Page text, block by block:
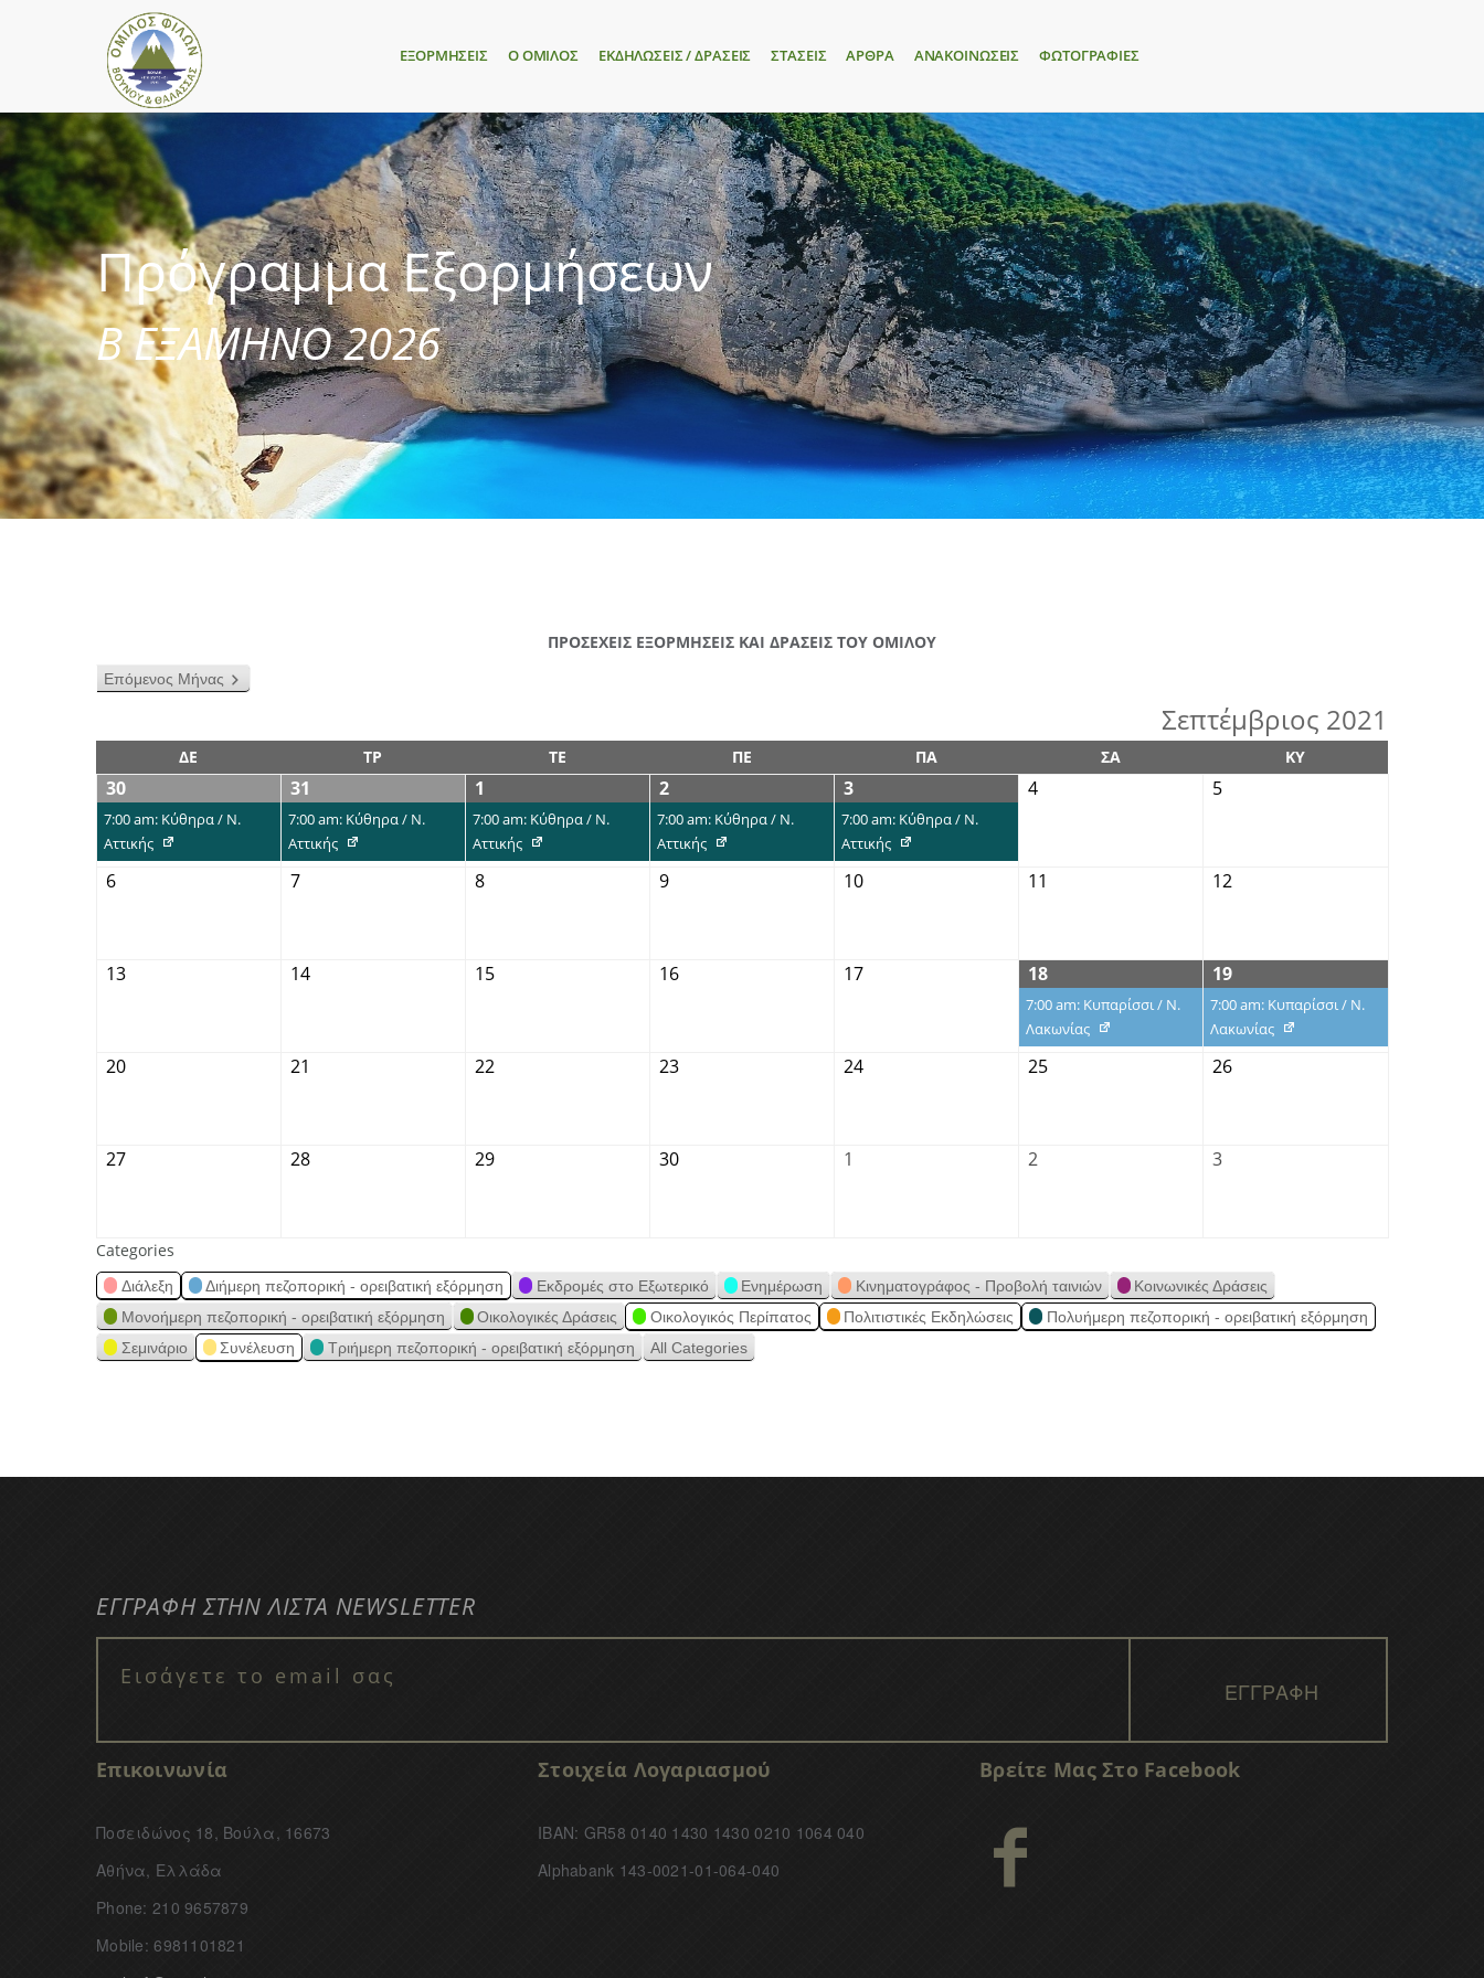
ΕΞΟΡΜΗΣΕΙΣ Ο ΟΜΙΛΟΣ ΕΚΔΗΛΩΣΕΙΣ / ΔΡΑΣΕΙΣ ΣΤΑΣΕΙΣ ΑΡΘΡΑ ΑΝΑΚΟΙΝΩΣΕΙΣ ΦΩΤΟΓΡΑΦΙΕΣ
Πρόγραμμα Εξορμήσεων
Β ΕΞΑΜΗΝΟ 2026
ΠΡΟΣΕΧΕΙΣ ΕΞΟΡΜΗΣΕΙΣ ΚΑΙ ΔΡΑΣΕΙΣ ΤΟΥ ΟΜΙΛΟΥ
Επόμενος Μήνας
Σεπτέμβριος 2021
ΔΕ ΤΡ ΤΕ ΠΕ ΠΑ ΣΑ ΚΥ
30
7:00 am: Κύθηρα / Ν.
Αττικής
31
7:00 am: Κύθηρα / Ν.
Αττικής
1
7:00 am: Κύθηρα / Ν.
Αττικής
2
7:00 am: Κύθηρα / Ν.
Αττικής
3
7:00 am: Κύθηρα / Ν.
Αττικής
4 5
6 7 8 9 10 11 12
13 14 15 16 17 18
7:00 am: Κυπαρίσσι / Ν.
Λακωνίας
19
7:00 am: Κυπαρίσσι / Ν.
Λακωνίας
20 21 22 23 24 25 26
27 28 29 30 1 2 3
Categories
Διάλεξη Διήμερη πεζοπορική - ορειβατική εξόρμηση Εκδρομές στο Εξωτερικό Ενημέρωση Κινηματογράφος - Προβολή ταινιών
Κοινωνικές Δράσεις
Μονοήμερη πεζοπορική - ορειβατική εξόρμηση
Οικολογικές Δράσεις Οικολογικός Περίπατος Πολιτιστικές Εκδηλώσεις
Πολυήμερη πεζοπορική - ορειβατική εξόρμηση
Σεμινάριο
Συνέλευση Τριήμερη πεζοπορική - ορειβατική εξόρμηση All Categories
ΕΓΓΡΑΦΗ ΣΤΗΝ ΛΙΣΤΑ NEWSLETTER
Επικοινωνία
Ποσειδώνος 18, Βούλα, 16673
Αθήνα, Ελλάδα
Phone: 210 9657879
Mobile: 6981101821
Στοιχεία Λογαριασμού
IBAN: GR58 0140 1430 1430 0210 1064 040
Alphabank 143-0021-01-064-040
Βρείτε Μας Στο Facebook